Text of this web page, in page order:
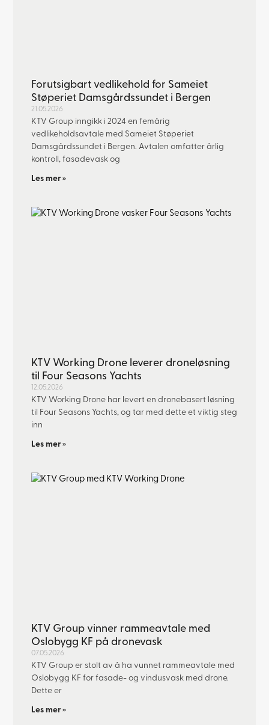
Forutsigbart vedlikehold for Sameiet
Støperiet Damsgårdssundet i Bergen
21.05.2026
KTV Group inngikk i 2024 en femårig
vedlikeholdsavtale med Sameiet Støperiet
Damsgårdssundet i Bergen. Avtalen omfatter årlig
kontroll, fasadevask og
Les mer »
KTV Working Drone leverer droneløsning
til Four Seasons Yachts
12.05.2026
KTV Working Drone har levert en dronebasert løsning
til Four Seasons Yachts, og tar med dette et viktig steg
inn
Les mer »
KTV Group vinner rammeavtale med
Oslobygg KF på dronevask
07.05.2026
KTV Group er stolt av å ha vunnet rammeavtale med
Oslobygg KF for fasade- og vindusvask med drone.
Dette er
Les mer »